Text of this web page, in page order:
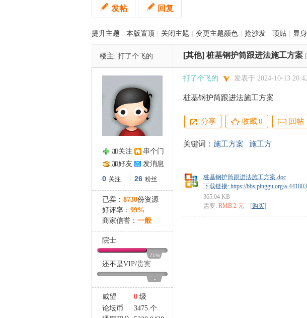
发帖 回复
提升主题 本版置顶 关闭主题 变更主题颜色 抢沙发 顶贴 显
楼主: 打了个飞的 [其他] 桩基钢护筒跟进法施工方案
加关注
串个门
加好友
发消息
0 关注 26 粉丝
已卖： 8730份资源
好评率： 99%
商家信誉： 一般
院士
71%
还不是VIP/贵宾
-
威望 0 级
论坛币
3475 个
打了个飞的 发表于 2024-10-13
桩基钢护筒跟进法施工方案
分享 收藏0 回帖
关键词： 施工方案 施工方
桩基钢护筒跟进法施工方案.doc
下载链接: https://bbs.pinggu.org/a-
365.04 KB
需要: RMB 2 元 [购买]